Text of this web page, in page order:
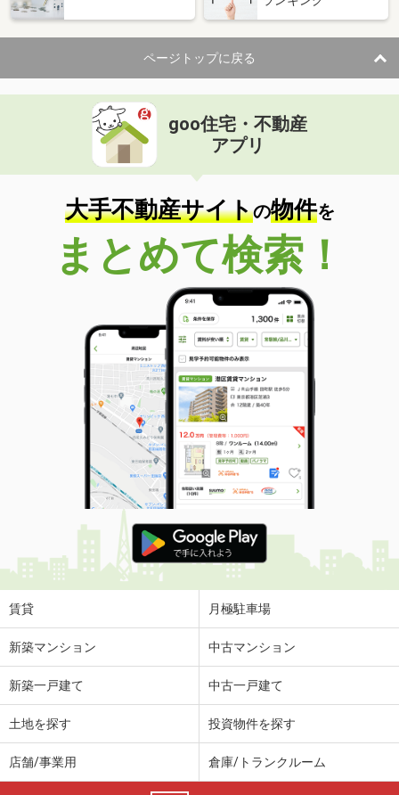
ページトップに戻る
goo住宅・不動産
アプリ
大手不動産サイトの物件を
まとめて検索！
賃貸 月極駐車場
新築マンション 中古マンション
新築一戸建て 中古一戸建て
土地を探す 投資物件を探す
店舗/事業用 倉庫/トランクルーム